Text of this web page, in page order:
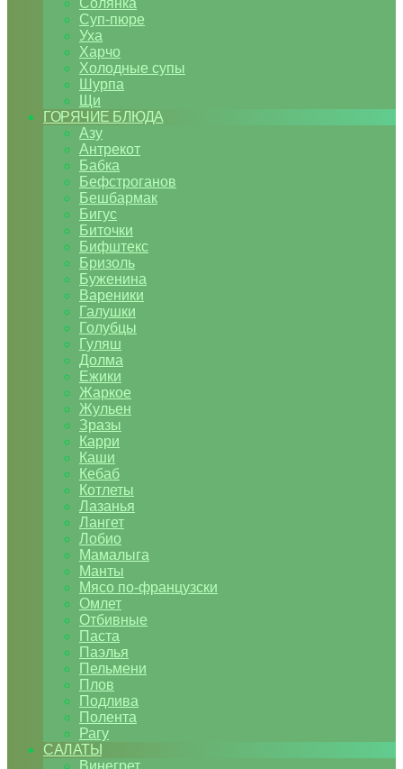
Солянка
Суп-пюре
Уха
Харчо
Холодные супы
Шурпа
Щи
ГОРЯЧИЕ БЛЮДА
Азу
Антрекот
Бабка
Бефстроганов
Бешбармак
Бигус
Биточки
Бифштекс
Бризоль
Буженина
Вареники
Галушки
Голубцы
Гуляш
Долма
Ежики
Жаркое
Жульен
Зразы
Карри
Каши
Кебаб
Котлеты
Лазанья
Лангет
Лобио
Мамалыга
Манты
Мясо по-французски
Омлет
Отбивные
Паста
Паэлья
Пельмени
Плов
Подлива
Полента
Рагу
САЛАТЫ
Винегрет